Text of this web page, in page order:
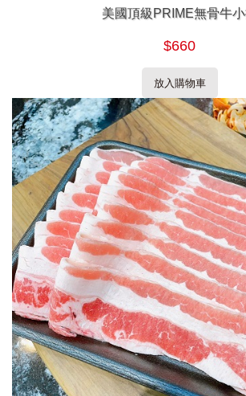
美國頂級PRIME無骨牛
$660
放入購物車